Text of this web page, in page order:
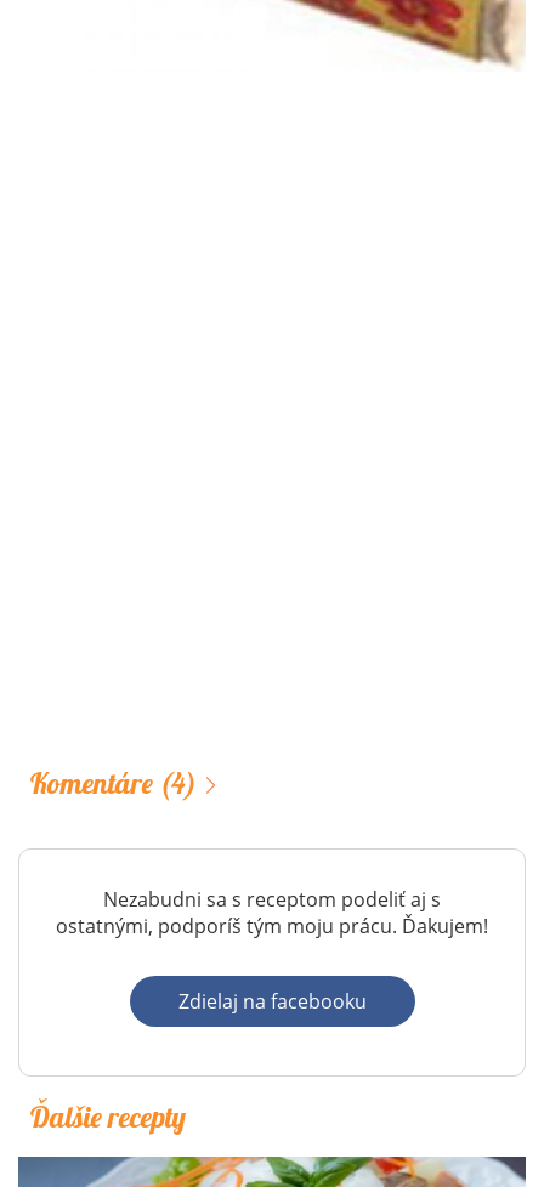
Komentáre (4)
Nezabudni sa s receptom podeliť aj s
ostatnými, podporíš tým moju prácu. Ďakujem!
Zdielaj na facebooku
Ďalšie recepty